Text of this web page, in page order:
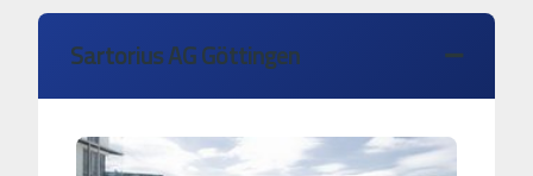
Sartorius AG Göttingen